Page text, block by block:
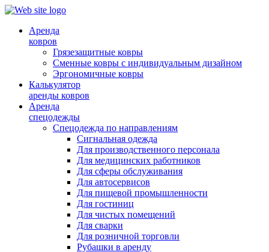
Аренда
ковров
Грязезащитные ковры
Сменные ковры с индивидуальным дизайном
Эргономичные ковры
Калькулятор
аренды ковров
Аренда
спецодежды
Спецодежда по направлениям
Сигнальная одежда
Для производственного персонала
Для медицинских работников
Для сферы обслуживания
Для автосервисов
Для пищевой промышленности
Для гостиниц
Для чистых помещений
Для сварки
Для розничной торговли
Рубашки в аренду